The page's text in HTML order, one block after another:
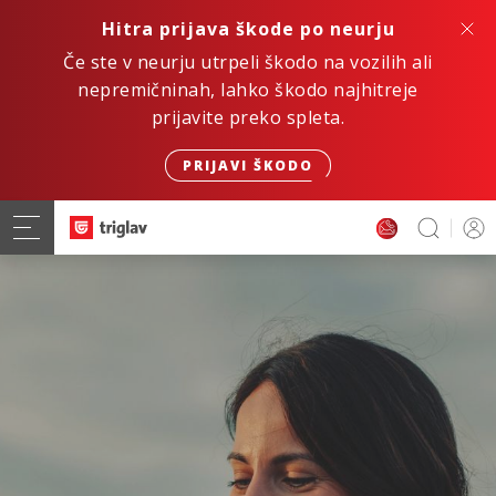
Hitra prijava škode po neurju
Če ste v neurju utrpeli škodo na vozilih ali
nepremičninah, lahko škodo najhitreje
prijavite preko spleta.
PRIJAVI ŠKODO
Hitro. Varno. Digitalno.
ZAVAROVANJE AVTOMOBILA